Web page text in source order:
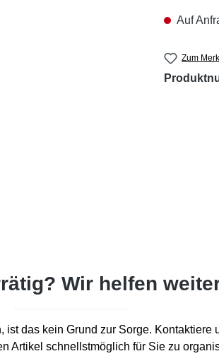
Auf
Zum
Wir helfen
das kein Grund zur Sorge. Kontaktiere
Artikel schnellstmöglich für Sie zu